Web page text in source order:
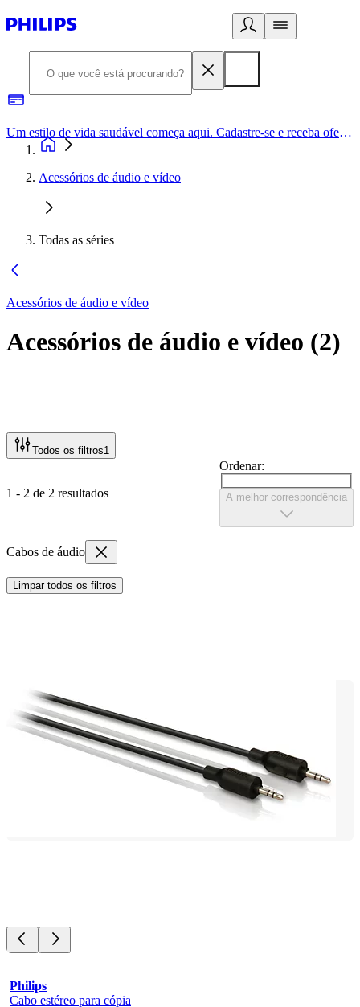
Um estilo de vida saudável começa aqui. Cadastre-se e receba ofertas exclusivas.
Acessórios de áudio e vídeo
Todas as séries
Acessórios de áudio e vídeo
Acessórios de áudio e vídeo (2)
Todos os filtros1
1 - 2 de 2 resultados
Ordenar:
A melhor correspondência
Cabos de áudio
Limpar todos os filtros
Philips
Cabo estéreo para cópia